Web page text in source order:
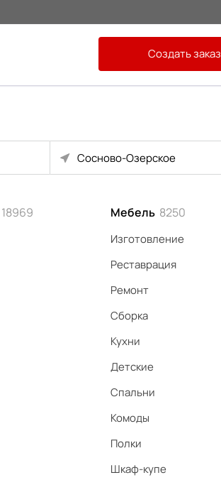
Создать заказ
Сосново-Озерское
18969 Мебель 8250
Изготовление
Реставрация
Ремонт
Сборка
Кухни
Детские
Спальни
Комоды
Полки
Шкаф-купе